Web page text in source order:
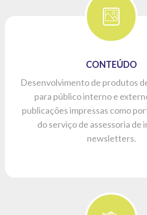
CONTEÚDO
Desenvolvimento de produtos
para público interno e
publicações impressas como
do serviço de assessoria de
newsletters.